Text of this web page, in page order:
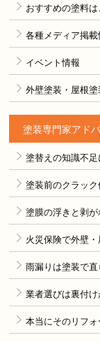
おすすめの塗料は
各種メディア掲載
イベント情報
外壁塗装・屋根
塗装専門家アド
塗替えの知識不
塗装前のクラッ
塗膜の浮きと剥
火災保険で外壁
雨漏りは塗装で
業者選びは裏付け
本当にそのリフ